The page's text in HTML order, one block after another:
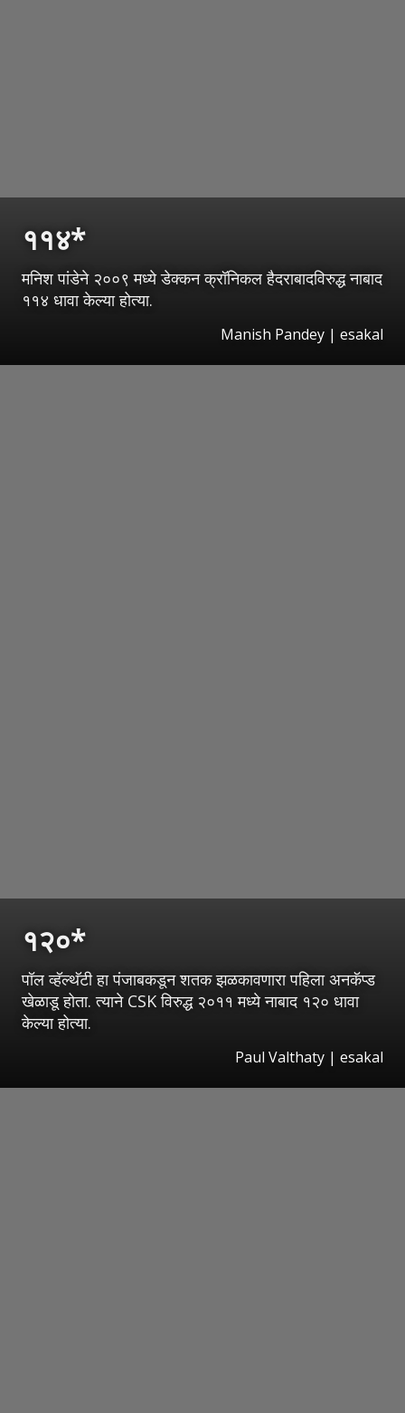
११४*
मनिश पांडेने २००९ मध्ये डेक्कन क्रॉनिकल हैदराबादविरुद्ध नाबाद
११४ धावा केल्या होत्या.
Manish Pandey | esakal
१२०*
पॉल व्हॅल्थॅटी हा पंजाबकडून शतक झळकावणारा पहिला अनकॅप्ड
खेळाडू होता. त्याने CSK विरुद्ध २०११ मध्ये नाबाद १२० धावा
केल्या होत्या.
Paul Valthaty | esakal